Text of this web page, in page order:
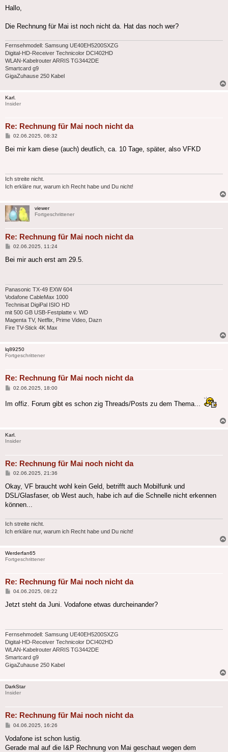
Hallo,
Die Rechnung für Mai ist noch nicht da. Hat das noch wer?
Fernsehmodell: Samsung UE40EH5200SXZG
Digital-HD-Receiver Technicolor DCI402HD
WLAN-Kabelrouter ARRIS TG3442DE
Smartcard g9
GigaZuhause 250 Kabel
Karl.
Insider
Re: Rechnung für Mai noch nicht da
Beitrag
02.06.2025, 08:32
Bei mir kam diese (auch) deutlich, ca. 10 Tage, später, also VFKD
Ich streite nicht.
Ich erkläre nur, warum ich Recht habe und Du nicht!
viewer
Fortgeschrittener
Re: Rechnung für Mai noch nicht da
Beitrag
02.06.2025, 11:24
Bei mir auch erst am 29.5.
Panasonic TX-49 EXW 604
Vodafone CableMax 1000
Technisat DigiPal ISIO HD
mit 500 GB USB-Festplatte v. WD
Magenta TV, Netflix, Prime Video, Dazn
Fire TV-Stick 4K Max
lq89250
Fortgeschrittener
Re: Rechnung für Mai noch nicht da
Beitrag
02.06.2025, 18:00
Im offiz. Forum gibt es schon zig Threads/Posts zu dem Thema...
Karl.
Insider
Re: Rechnung für Mai noch nicht da
Beitrag
02.06.2025, 21:36
Okay, VF braucht wohl kein Geld, betrifft auch Mobilfunk und
DSL/Glasfaser, ob West auch, habe ich auf die Schnelle nicht erkennen
können...
Ich streite nicht.
Ich erkläre nur, warum ich Recht habe und Du nicht!
Werderfan65
Fortgeschrittener
Re: Rechnung für Mai noch nicht da
Beitrag
04.06.2025, 08:22
Jetzt steht da Juni. Vodafone etwas durcheinander?
Fernsehmodell: Samsung UE40EH5200SXZG
Digital-HD-Receiver Technicolor DCI402HD
WLAN-Kabelrouter ARRIS TG3442DE
Smartcard g9
GigaZuhause 250 Kabel
DarkStar
Insider
Re: Rechnung für Mai noch nicht da
Beitrag
04.06.2025, 16:26
Vodafone ist schon lustig.
Gerade mal auf die I&P Rechnung von Mai geschaut wegen dem